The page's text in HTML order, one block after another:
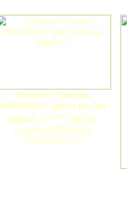
Orcoyen / Orkoien
ORKOIEN. Iglesia de San
Miguel. 5 nuevo (MCM)
Orkoien ORKOIEN
Comentarios: 0